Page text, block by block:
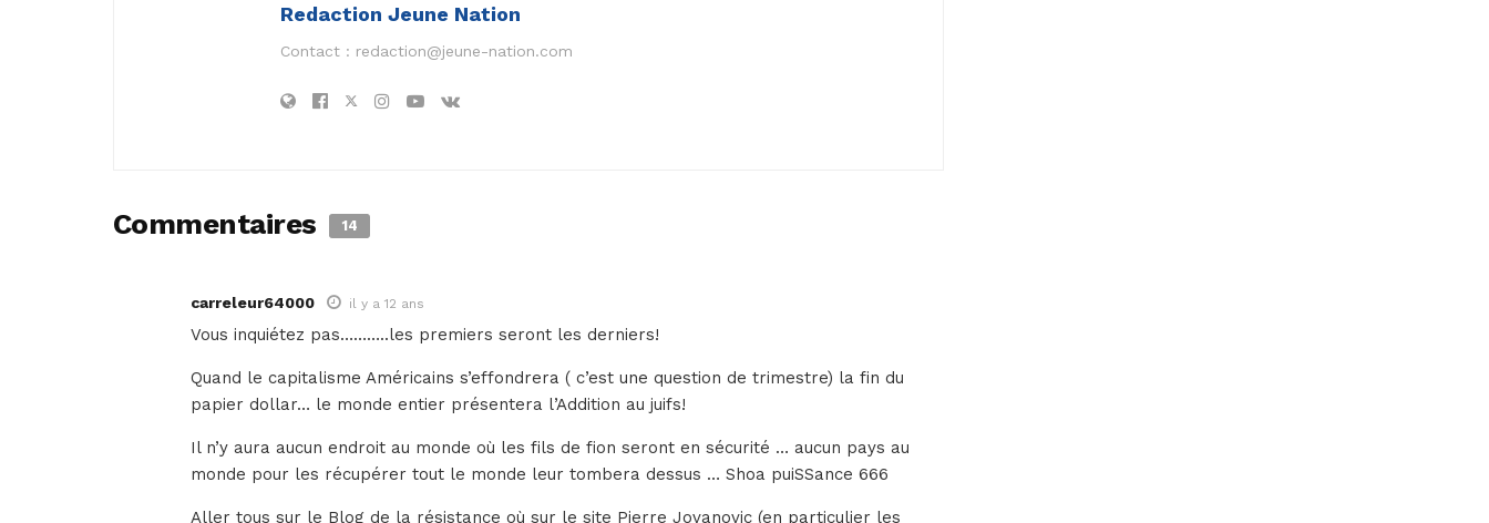
Redaction Jeune Nation
Contact : redaction@jeune-nation.com
Commentaires 14
carreleur64000 il y a 12 ans
Vous inquiétez pas………..les premiers seront les derniers!
Quand le capitalisme Américains s’effondrera ( c’est une question de trimestre) la fin du
papier dollar… le monde entier présentera l’Addition au juifs!
Il n’y aura aucun endroit au monde où les fils de fion seront en sécurité … aucun pays au
monde pour les récupérer tout le monde leur tombera dessus … Shoa puiSSance 666
Aller tous sur le Blog de la résistance où sur le site Pierre Jovanovic (en particulier les